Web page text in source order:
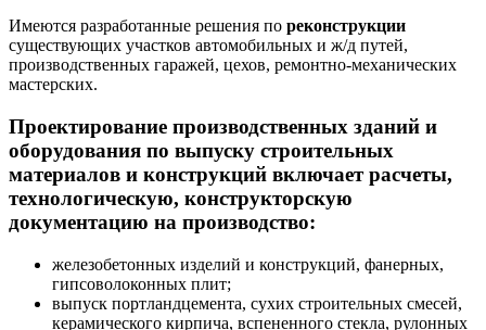
Имеются разработанные решения по реконструкции
существующих участков автомобильных и ж/д путей,
производственных гаражей, цехов, ремонтно-механических
мастерских.
Проектирование производственных зданий и
оборудования по выпуску строительных
материалов и конструкций включает расчеты,
технологическую, конструкторскую
документацию на производство:
железобетонных изделий и конструкций, фанерных,
гипсоволоконных плит;
выпуск портландцемента, сухих строительных смесей,
керамического кирпича, вспененного стекла, рулонных